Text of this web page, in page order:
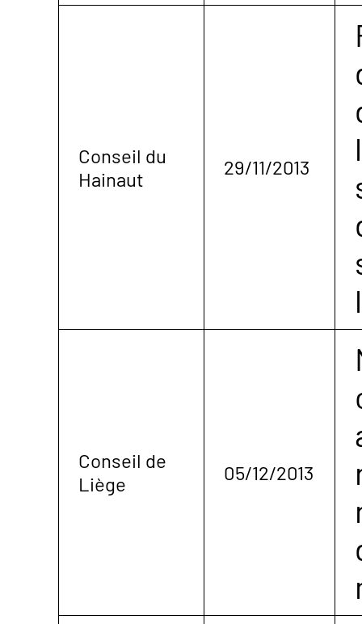
Conseil du
Hainaut
29/11/2013
Conseil de
Liège
05/12/2013